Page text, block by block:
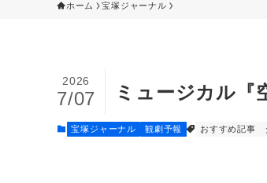
ホーム 宝塚ジャーナル
ミュージカル『
2026
7/07
宝塚ジャーナル 観劇予報 おすすめ記事